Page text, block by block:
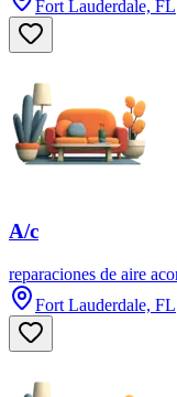
Fort Lauderdale, FL
A/c
reparaciones de aire
Fort Lauderdale, FL